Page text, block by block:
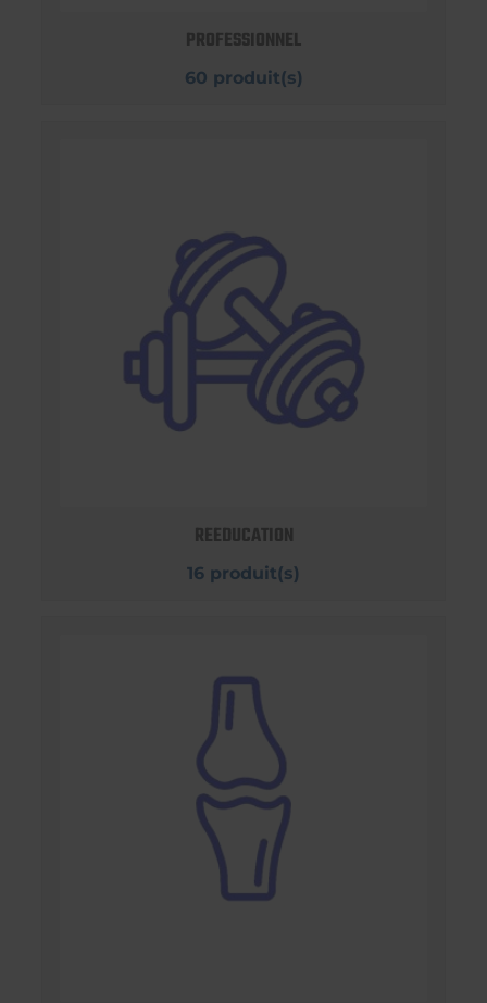
PROFESSIONNEL
60 produit(s)
REEDUCATION
16 produit(s)